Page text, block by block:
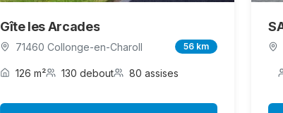
Gîte les Arcades
71460 Collonge-en-Charoll 56 km
126 m² 130 debout 80 assises